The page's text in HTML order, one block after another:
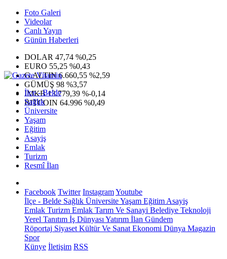
Foto Galeri
Videolar
Canlı Yayın
Günün Haberleri
DOLAR 47,74 %0,25
EURO 55,25 %0,43
G.ALTIN6.660,55 %2,59
GÜMÜŞ 98 %3,57
IMKB13.779,39 %-0,14
BITCOIN 64.996 %0,49
İlçe - Belde
Sağlık
Üniversite
Yaşam
Eğitim
Asayiş
Emlak
Turizm
Resmî İlan
Facebook Twitter InstagramYoutube
İlçe - Belde Sağlık ÜniversiteYaşam Eğitim Asayiş
Emlak Turizm Emlak Tarım Ve Sanayi Belediye Teknoloji
Yerel Tanıtım İş Dünyası Yatırım İlan Gündem
Röportaj Siyaset Kültür Ve Sanat Ekonomi Dünya Magazin
Spor
Künye İletişim RSS